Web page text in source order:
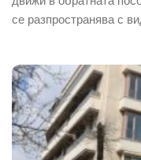
се разпространява с